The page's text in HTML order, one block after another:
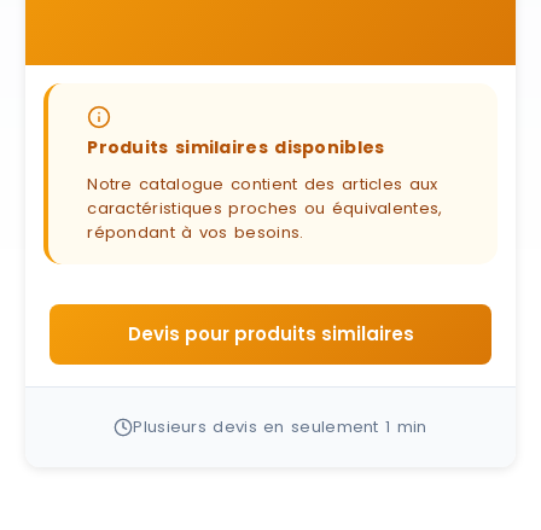
Produits similaires disponibles
Notre catalogue contient des articles aux
caractéristiques proches ou équivalentes,
répondant à vos besoins.
Devis pour produits similaires
Plusieurs devis en seulement 1 min